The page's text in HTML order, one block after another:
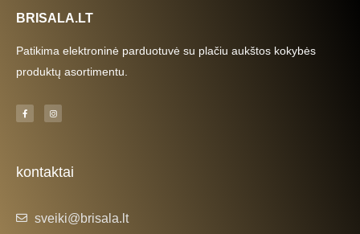
BRISALA.LT
Patikima elektroninė parduotuvė su plačiu aukštos kokybės
produktų asortimentu.
F
a
c
-
f
I
n
s
m
kontaktai
sveiki@brisala.lt